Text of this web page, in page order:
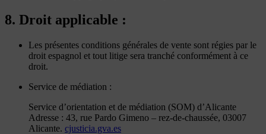
8. Droit applicable :
Les présentes conditions générales de vente sont régies par le
droit espagnol et tout litige sera tranché conformément à ce
droit.
Service de médiation :
Service d’orientation et de médiation (SOM) d’Alicante
Adresse : 43, rue Pardo Gimeno – rez-de-chaussée, 03007
Alicante. cjusticia.gva.es